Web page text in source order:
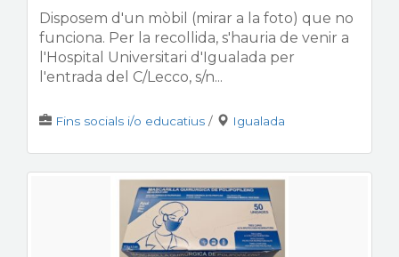
Disposem d'un mòbil (mirar a la foto) que no
funciona. Per la recollida, s'hauria de venir a
l'Hospital Universitari d'Igualada per
l'entrada del C/Lecco, s/n...
Fins socials i/o educatius / Igualada